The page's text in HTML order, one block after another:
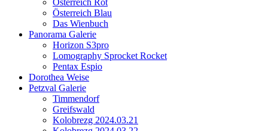
Österreich Blau
Das Wienbuch
Panorama Galerie
Horizon S3pro
Lomography Sprocket Rocket
Pentax Espio
Dorothea Weise
Petzval Galerie
Timmendorf
Greifswald
Kolobrezg 2024.03.21